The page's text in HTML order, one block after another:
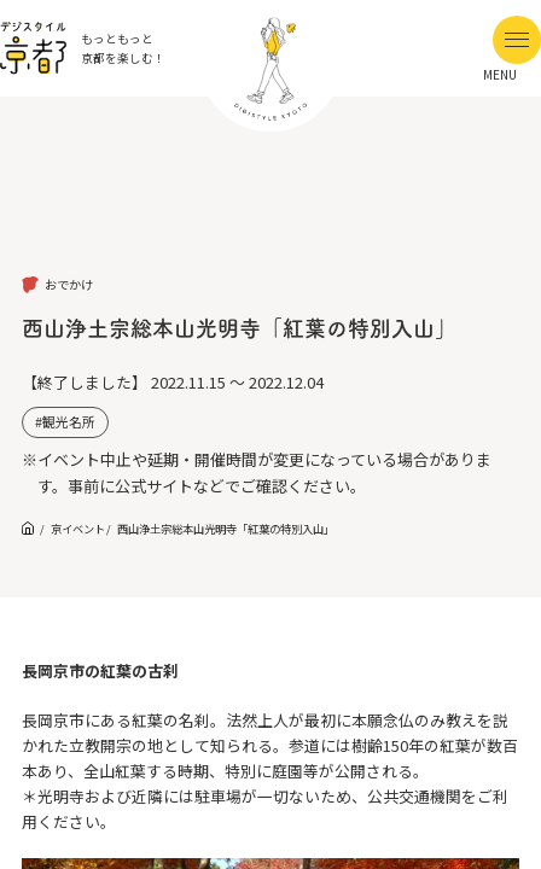
もっともっと
京都を楽しむ！
MENU
おでかけ
西山浄土宗総本山光明寺「紅葉の特別入山」
【終了しました】 2022.11.15 ～ 2022.12.04
観光名所
※イベント中止や延期・開催時間が変更になっている場合がありま
す。事前に公式サイトなどでご確認ください。
京イベント 西山浄土宗総本山光明寺「紅葉の特別入山」
長岡京市の紅葉の古刹
長岡京市にある紅葉の名刹。法然上人が最初に本願念仏のみ教えを説
かれた立教開宗の地として知られる。参道には樹齢150年の紅葉が数百
本あり、全山紅葉する時期、特別に庭園等が公開される。
＊光明寺および近隣には駐車場が一切ないため、公共交通機関をご利
用ください。